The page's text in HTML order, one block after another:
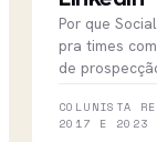
Por que
pra times
de
COLUNISTA
2017 E 2023